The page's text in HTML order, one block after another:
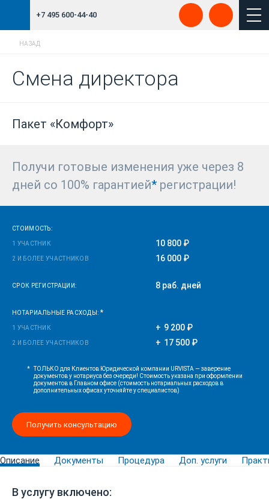
+7 495 600-44-40
НАЗАД
Смена директора
Пакет «Комфорт»
Получи готовые изменения уже через 8
дней со 100% гарантией* регистрации!
СТОИМОСТЬ:
1 УЧАСТНИК 10 800 ₽
2 И БОЛЕЕ УЧАСТНИКОВ 16 000 ₽
СРОК РЕГИСТРАЦИИ: 8 раб. дней
НОТАРИАЛЬНЫЕ РАСХОДЫ: *
1 УЧАСТНИК 9 200 ₽
2 И БОЛЕЕ УЧАСТНИКОВ 17 500 ₽
ТОЛЬКО для Клиентов Юридической компании URVISTA — заверение
документов у нотариуса без очереди! Стоимость указана при оформлении
документов в Главном офисе (стоимость нотариальных расходов в
дополнительных офисах уточняйте у специалистов)
*
Получить консультацию
Описание Документы Процедура Доп. услуги
В услугу включено: